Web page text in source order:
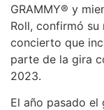
GRAMMY® y
Roll, confirmó
concierto que
parte de la gira
2023.
El año pasado